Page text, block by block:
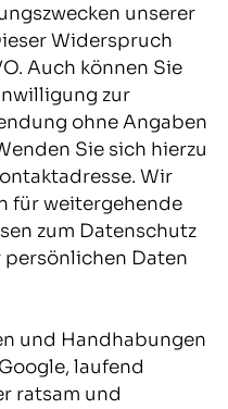
unserer
Widerspruch
Auch können Sie
zur
ohne Angaben
Sie sich hierzu
Wir
für weitergehende
zum Datenschutz
Daten
und Handhabungen
laufend
ratsam und